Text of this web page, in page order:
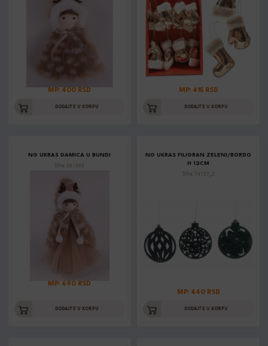
MP: 400 RSD
DODAJTE U KORPU
MP: 415 RSD
DODAJTE U KORPU
NG UKRAS DAMICA U BUNDI
Šifra: 061569
MP: 690 RSD
DODAJTE U KORPU
NG UKRAS FILIGRAN ZELENI/BORDO
H 12CM
Šifra: 74737_2
MP: 440 RSD
DODAJTE U KORPU